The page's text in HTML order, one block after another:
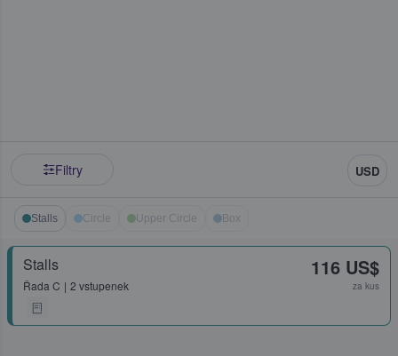
Filtry USD
Stalls Circle Upper Circle Box
Stalls
Řada C 2 vstupenek
116 US$
za kus